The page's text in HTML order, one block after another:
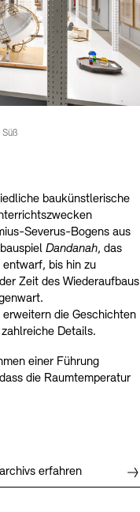
baukünstlerische
Severus-Bogens aus
Dandanah, das
bis hin zu
Zeit des Wiederaufbaus
die Geschichten
Details.
einer Führung
die Raumtemperatur
erfahren